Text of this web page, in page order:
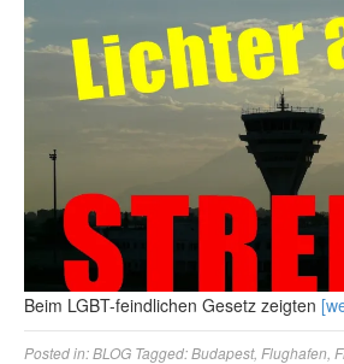
Beim LGBT-feindlichen Gesetz zeigten
Posted in:BLOG Tagged:Budapest, Flughafen